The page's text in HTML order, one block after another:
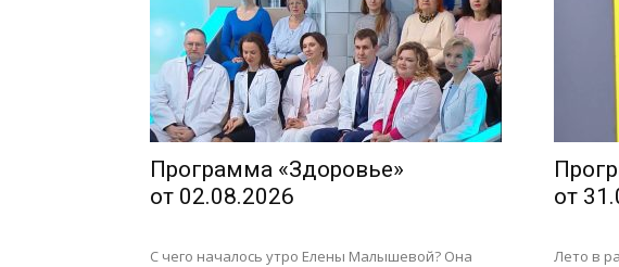
Программа «Здоровье»
от 02.08.2026
С чего началось утро Елены Малышевой? Она
от
Лето в